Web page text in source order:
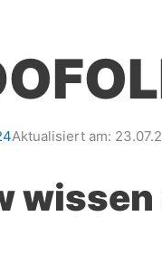
Aktualisiert am: